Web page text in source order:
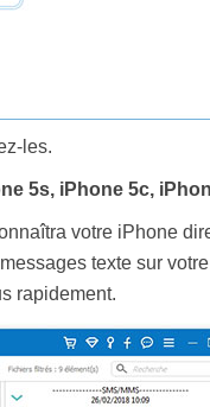
les.
5s, iPhone 5c,
votre iPhone
texte sur
rapidement.